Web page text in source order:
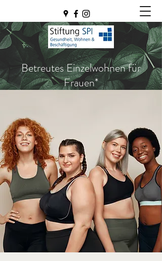
Betreutes Einzelwohnen für
Frauen*